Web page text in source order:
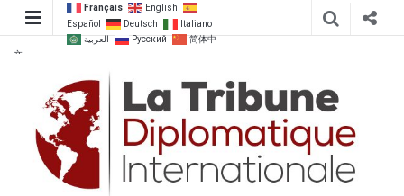
Français
English
Español
Deutsch
Italiano
العربية
Русский
简体中
文